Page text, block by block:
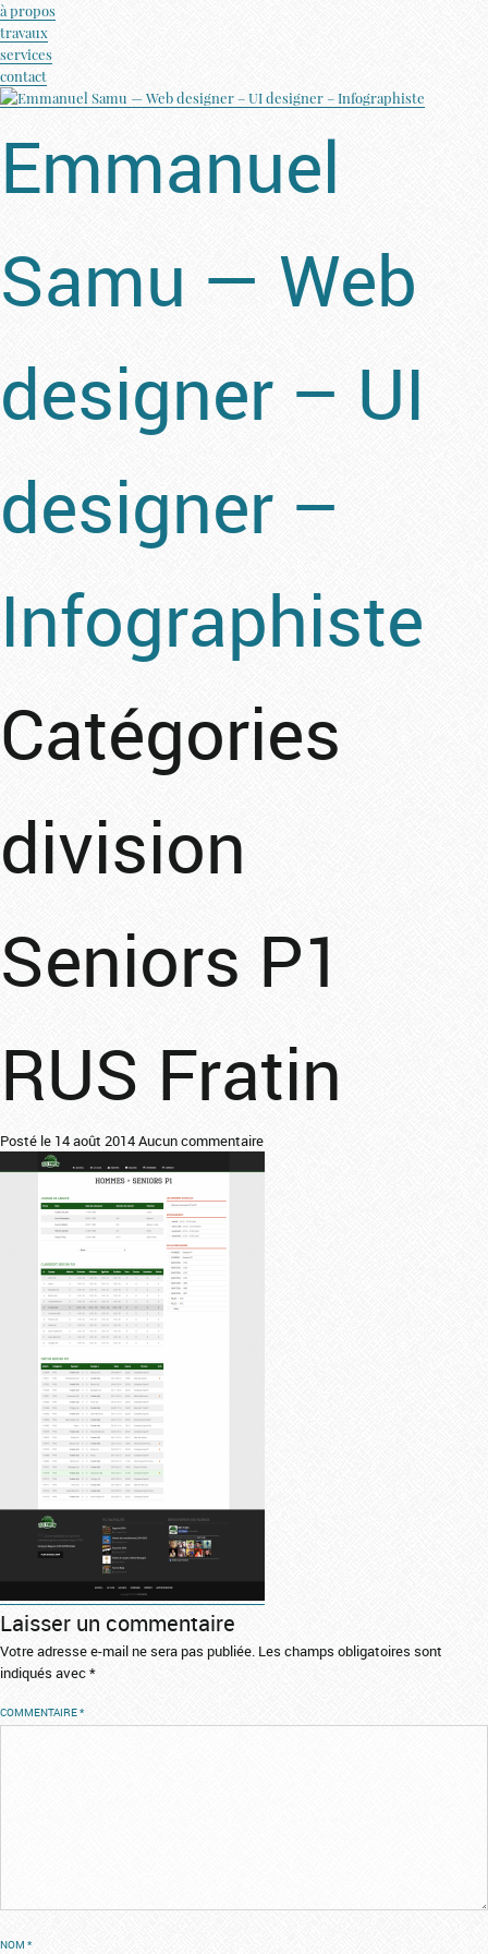
à propos
travaux
services
contact
Emmanuel
Samu — Web
designer – UI
designer –
Infographiste
Catégories
division
Seniors P1
RUS Fratin
Posté le 14 août 2014Aucun commentaire
Laisser un commentaire
Votre adresse e-mail ne sera pas publiée. Les champs obligatoires sont
indiqués avec*
COMMENTAIRE*
NOM *